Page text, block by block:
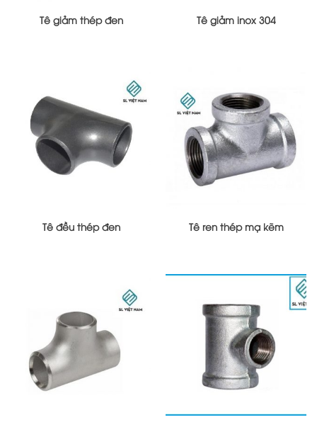
Tê giảm thép đen Tê giảm inox 304
Tê đều thép đen Tê ren thép mạ kẽm